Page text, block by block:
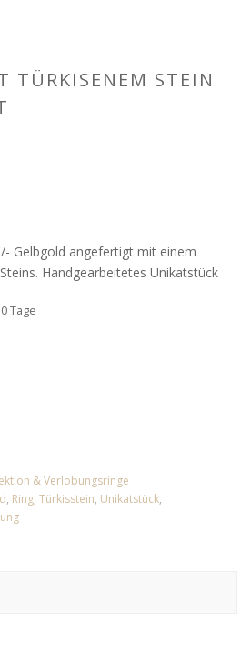
TÜRKISENEM STEIN
Gelbgold angefertigt mit einem
Handgearbeitetes Unikatstück
Tage
& Verlobungsringe
, Ring, Türkisstein, Unikatstück,